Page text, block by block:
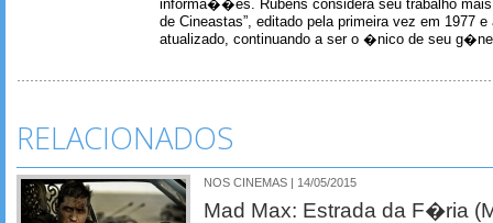
informa��es. Rubens considera seu trabalho
de Cineastas”, editado pela primeira vez em 1977 e
atualizado, continuando a ser o �nico de seu
RELACIONADOS
NOS CINEMAS | 14/05/2015
Mad Max: Estrada da F�ria